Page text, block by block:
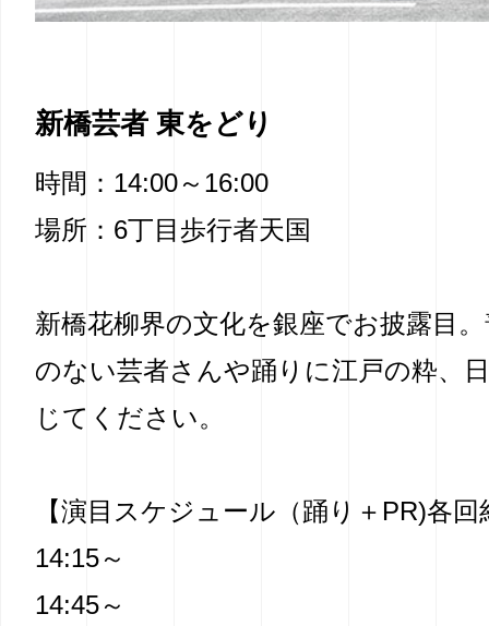
新橋芸者 東をどり
時間：14:00～16:00
場所：6丁目歩行者天国
新橋花柳界の文化を銀座でお披露目
のない芸者さんや踊りに江戸の粋、
じてください。
【演目スケジュール（踊り＋PR)各回
14:15～
14:45～